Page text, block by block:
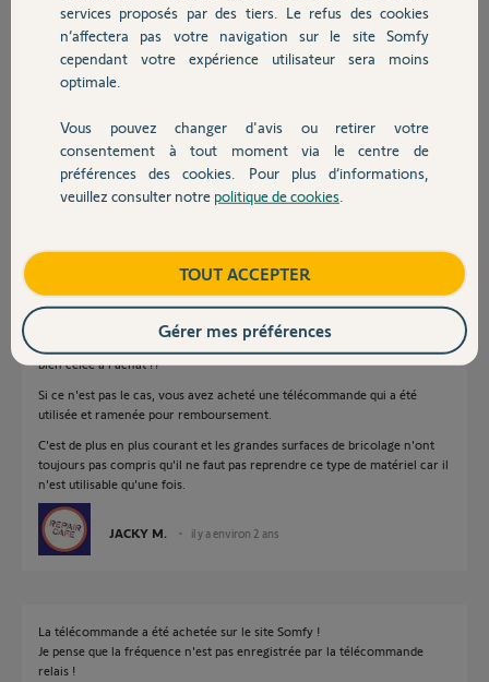
Autres produits
Devis avec un pro
Contact
Bien cordialement
Merci,
il y a environ 2 ans
Participer au fil de discussion
Réponses
Vous avez bien vérifié que la boite de votre télécommande relais était
bien celée à l'achat ??
Si ce n'est pas le cas, vous avez acheté une télécommande qui a été
utilisée et ramenée pour remboursement.
C'est de plus en plus courant et les grandes surfaces de bricolage n'ont
toujours pas compris qu'il ne faut pas reprendre ce type de matériel car il
n'est utilisable qu'une fois.
JACKY M. il y a environ 2 ans
La télécommande a été achetée sur le site Somfy !
Je pense que la fréquence n'est pas enregistrée par la télécommande
relais !
services proposés par des tiers. Le refus des cookies
n’affectera pas votre navigation sur le site Somfy
cependant votre expérience utilisateur sera moins
optimale.
Vous pouvez changer d'avis ou retirer votre
consentement à tout moment via le centre de
préférences des cookies. Pour plus d’informations,
veuillez consulter notre politique de cookies
TOUT ACCEPTER
Gérer mes préférences